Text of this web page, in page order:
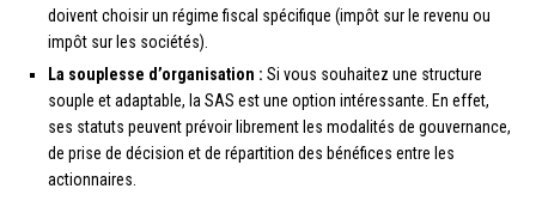
doivent choisir un régime fiscal spécifique (impôt sur le revenu ou
impôt sur les sociétés).
La souplesse d’organisation : Si vous souhaitez une structure
souple et adaptable, la SAS est une option intéressante. En effet,
ses statuts peuvent prévoir librement les modalités de gouvernance,
de prise de décision et de répartition des bénéfices entre les
actionnaires.